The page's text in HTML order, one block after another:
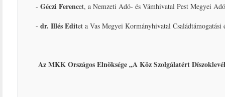
- Géczi Ferencet, a Nemzeti Adó- és Vámhivatal Pest Megyei
- dr. Illés Editet a Vas Megyei Kormányhivatal
Az MKK Országos Elnöksége„A Köz Szolgálatért